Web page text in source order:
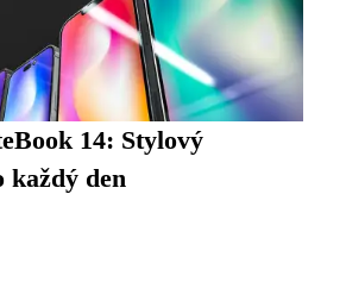
14: Stylový
každý den